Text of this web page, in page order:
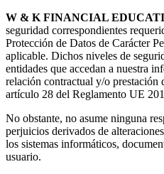
W & K FINANCIAL
seguridad correspondientes
Protección de Datos de Carácter
aplicable. Dichos niveles de
entidades que accedan a nuestra
relación contractual y/o prestación
artículo 28 del Reglamento UE
No obstante, no asume ninguna
perjuicios derivados de
los sistemas informáticos,
usuario.